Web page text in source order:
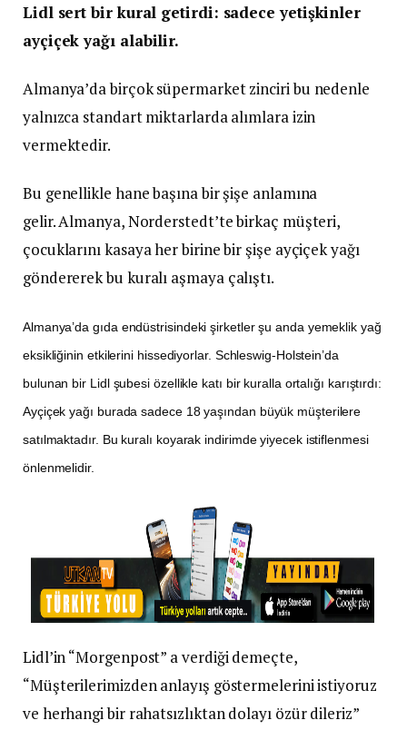
Lidl sert bir kural getirdi: sadece yetişkinler
ayçiçek yağı alabilir.
Almanya’da birçok süpermarket zinciri bu nedenle
yalnızca standart miktarlarda alımlara izin
vermektedir.
Bu genellikle hane başına bir şişe anlamına
gelir. Almanya, Norderstedt’te birkaç müşteri,
çocuklarını kasaya her birine bir şişe ayçiçek yağı
göndererek bu kuralı aşmaya çalıştı.
Almanya’da gıda endüstrisindeki şirketler şu anda yemeklik yağ
eksikliğinin etkilerini hissediyorlar. Schleswig-Holstein’da
bulunan bir Lidl şubesi özellikle katı bir kuralla ortalığı karıştırdı:
Ayçiçek yağı burada sadece 18 yaşından büyük müşterilere
satılmaktadır. Bu kuralı koyarak indirimde yiyecek istiflenmesi
önlenmelidir.
Lidl’in “Morgenpost” a verdiği demeçte,
“Müşterilerimizden anlayış göstermelerini istiyoruz
ve herhangi bir rahatsızlıktan dolayı özür dileriz”